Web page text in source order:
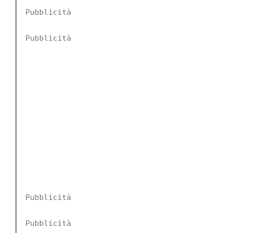
Pubblicità
Pubblicità
Pubblicità
Pubblicità